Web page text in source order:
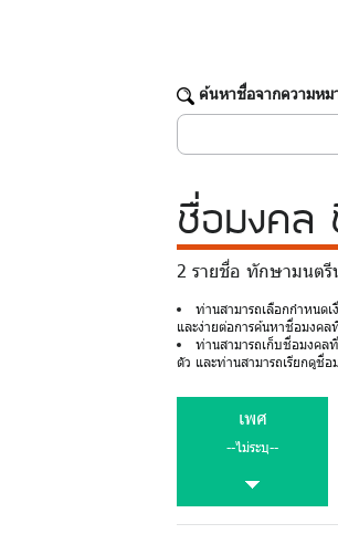
ค้นหาชื่อจากความหม
ชื่อมงคล
2 รายชื่อ ทักษามนต
ท่านสามารถเลือกกำหนด
และง่ายต่อการค้นหาชื่อมงค
ท่านสามารถเก็บชื่อมงคล
ตัว และท่านสามารถเรียกดูชื่
เพศ
--ไม่ระบุ--